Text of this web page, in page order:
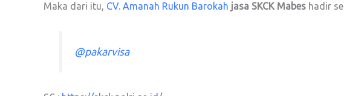
Maka dari itu, CV. Amanah Rukun Barokah jasa SKCK Mabes hadir
@pakarvisa